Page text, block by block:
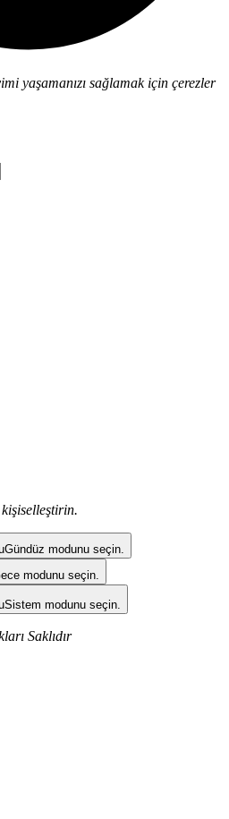
yaşamanızı sağlamak için çerezler
Gündüz modunu seçin.
modunu seçin.
Sistem modunu seçin.
Saklıdır